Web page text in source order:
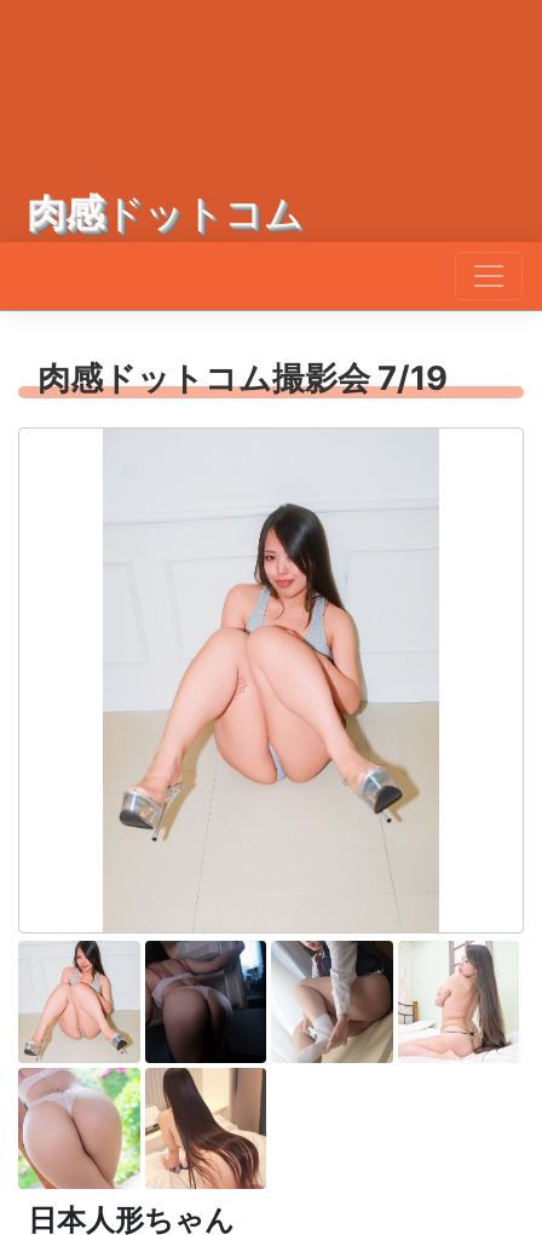
肉感ドットコム
肉感ドットコム撮影会 7/19
日本人形ちゃん